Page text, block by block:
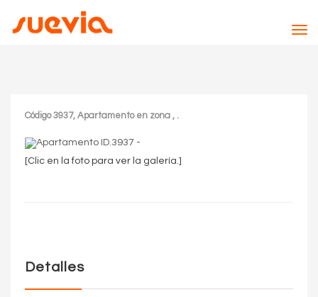
Código 3937, Apartamento en zona , .
[Clic en la foto para ver la galería.]
Detalles